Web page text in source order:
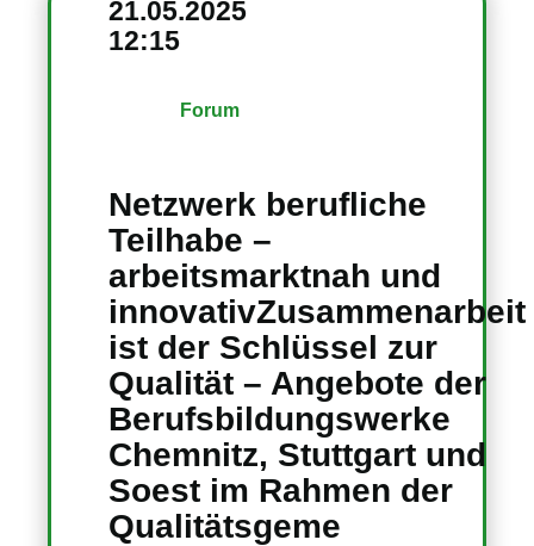
21.05.2025
12:15
Forum
Netzwerk berufliche
Teilhabe –
arbeitsmarktnah und
innovativZusammenarbeit
ist der Schlüssel zur
Qualität – Angebote der
Berufsbildungswerke
Chemnitz, Stuttgart und
Soest im Rahmen der
Qualitätsgeme